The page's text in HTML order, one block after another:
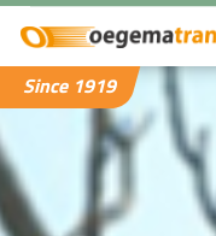
Since 1919